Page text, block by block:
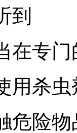
到
专门
杀虫
险物